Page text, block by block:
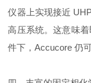
仪器上实现接近
高压系统。这意味
件下，Accucore 仍